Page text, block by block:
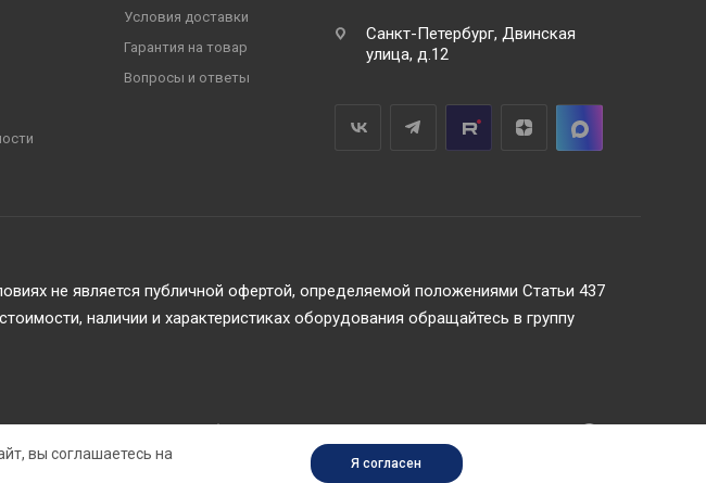
Условия доставки
Гарантия на товар
Вопросы и ответы
Санкт-Петербург, Двинская
улица, д.12
не является публичной офертой, определяемой положениями Статьи 437
наличии и характеристиках оборудования обращайтесь в группу
вы соглашаетесь на
Я согласен